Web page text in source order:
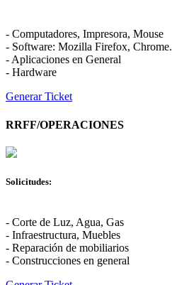
- Computadores, Impresora, Mouse
- Software: Mozilla Firefox, Chrome.
- Aplicaciones en General
- Hardware
Generar Ticket
RRFF/OPERACIONES
Solicitudes:
- Corte de Luz, Agua, Gas
- Infraestructura, Muebles
- Reparación de mobiliarios
- Construcciones en general